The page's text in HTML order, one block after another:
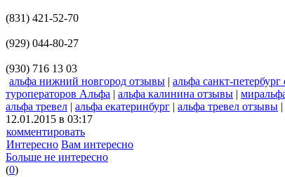
(831) 421-52-70
(929) 044-80-27
(930) 716 13 03
альфа нижний новгород отзывы | альфа санкт-
туроператоров Альфа | альфа калинина отзывы |
альфа тревел | альфа екатеринбург | альфа тревел отзывы |
12.01.2015 в 03:17
комментировать
Интересно Вам интересно
Больше не интересно
(0)